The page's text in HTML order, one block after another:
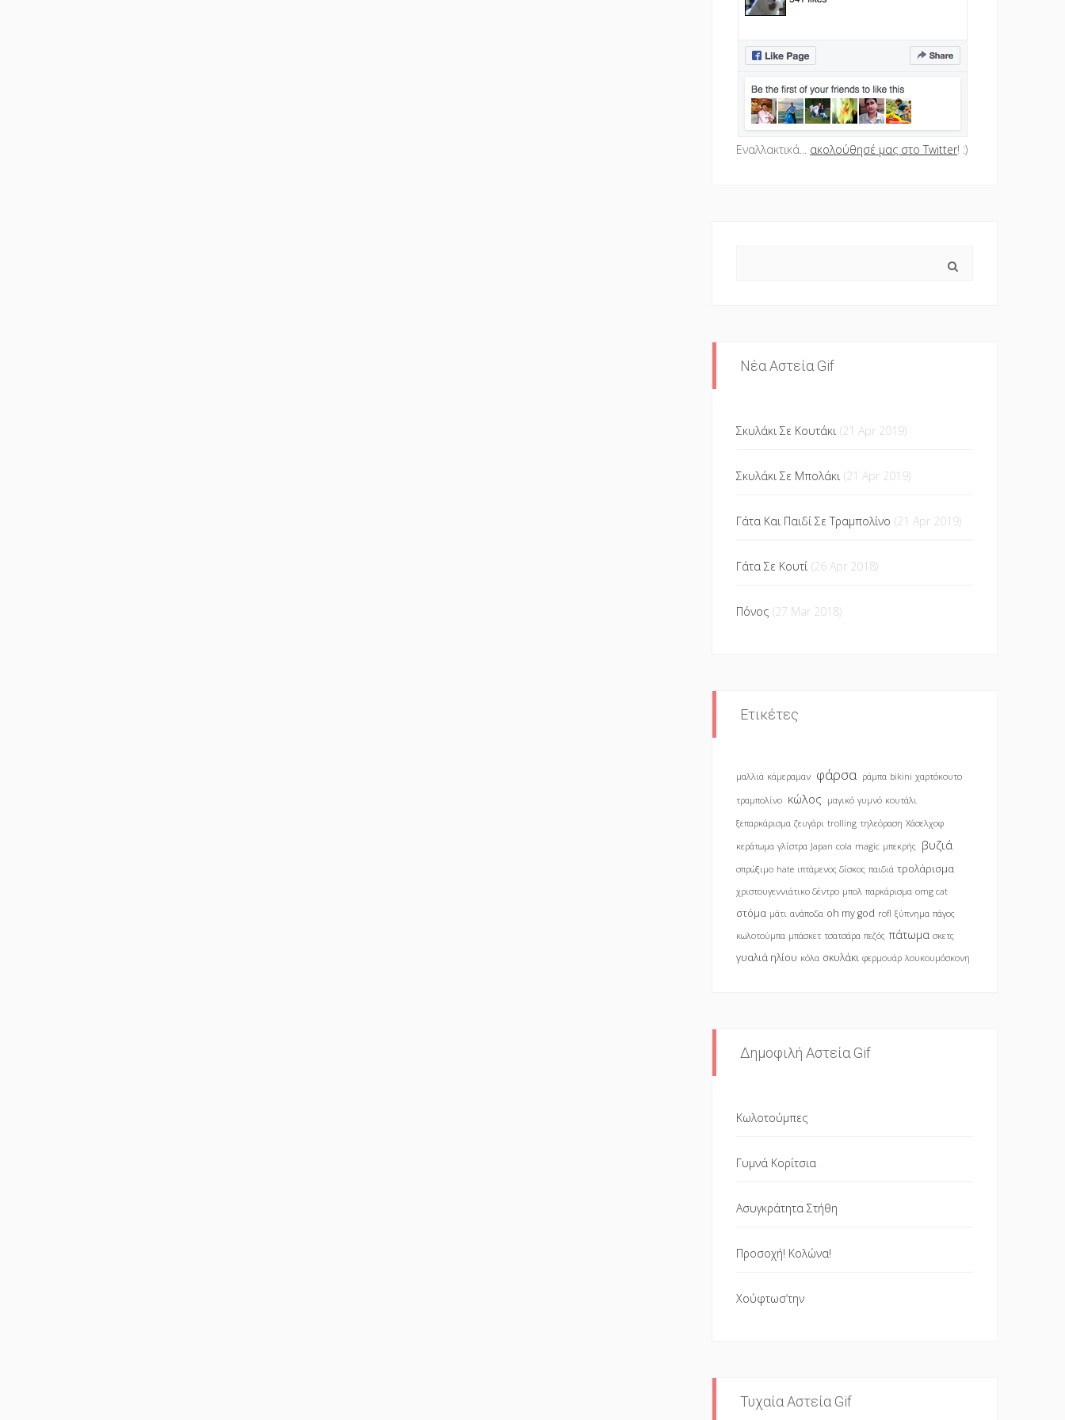
Εναλλακτικά... ακολούθησέ μας στο Twitter! :)
Νέα Αστεία Gif
Σκυλάκι Σε Κουτάκι (21 Apr 2019)
Σκυλάκι Σε Μπολάκι (21 Apr 2019)
Γάτα Και Παιδί Σε Τραμπολίνο (21 Apr 2019)
Γάτα Σε Κουτί (26 Apr 2018)
Πόνος (27 Mar 2018)
Ετικέτες
μαλλιά κάμεραμαν φάρσα ράμπα bikini χαρτόκουτο
τραμπολίνο κώλος μαγικό γυμνό κουτάλι
ξεπαρκάρισμα ζευγάρι trolling τηλεόραση Χάσελχοφ
κεράτωμα γλίστρα Japan cola magic μπεκρής βυζιά
σπρώξιμο hate ιπτάμενος δίσκος παιδιά τρολάρισμα
χριστουγεννιάτικο δέντρο μπολ παρκάρισμα omg cat
στόμα μάτι ανάποδα oh my god rofl ξύπνημα πάγος
κωλοτούμπα μπάσκετ τσατσάρα πεζός πάτωμα σκετς
γυαλιά ηλίου κόλα σκυλάκι φερμουάρ λουκουμόσκονη
Δημοφιλή Αστεία Gif
Κωλοτούμπες
Γυμνά Κορίτσια
Ασυγκράτητα Στήθη
Προσοχή! Κολώνα!
Χούφτωσ’την
Τυχαία Αστεία Gif